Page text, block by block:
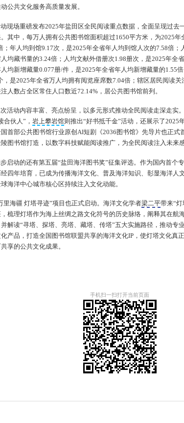
公共文化服务高质量发展。
现场重磅发布2025年盐田区全民阅读重点数据，全面呈现过去
其中，每万人拥有公共图书馆面积超过1650平方米，为2025年
；年人均到馆9.17次，是2025年全省年人均到馆人次的7.58倍；
均藏书量的3.24倍；人均文献外借册次1.98册次，是2025年全
均新增藏量0.077册/件，是2025年全省年人均新增藏量的1.55
，是2025年全省万人均拥有阅览座席数7.04倍；辖区居民阅读
人数占全区常住人口数近72.14%，居公共图书馆前列。
活动内容丰富、亮点纷呈，以多元形式推动全民阅读走深走实
合伙人”， 岩上攀岩馆则推出“好书抵千金”活动，还展示了2025
首部公共图书馆行业原创AI短剧《2036图书馆》先导片也正式
图书馆打造，以数字科技赋能阅读推广，为全民阅读注入未来
步启动的还有第五届“盐田海洋图书奖”征集评选。作为国内首个
四年培育，已成为传播海洋文化、普及海洋知识、彰显海洋人
海洋中心城市核心区持续注入文化动能。
里海疆 灯塔寻迹”项目也正式启动。海洋文化学者梁二平带来“
梳理灯塔作为海上丝绸之路文化符号的历史脉络，阐释其在航
解读“寻塔、探塔、亮塔、藏塔、传塔”五大实施路径，推动专
产品，打造全国图书馆联盟共享的海洋文化IP，使灯塔文化真
享的公共文化成果。
手机扫一扫打开当前页面